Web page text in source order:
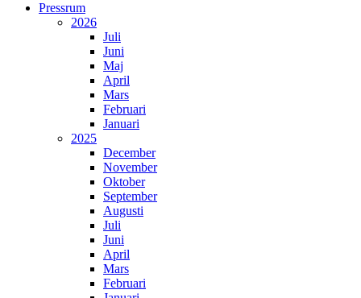
Pressrum
2026
Juli
Juni
Maj
April
Mars
Februari
Januari
2025
December
November
Oktober
September
Augusti
Juli
Juni
April
Mars
Februari